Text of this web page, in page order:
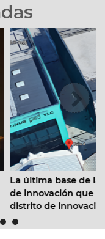
será un
la Marina de